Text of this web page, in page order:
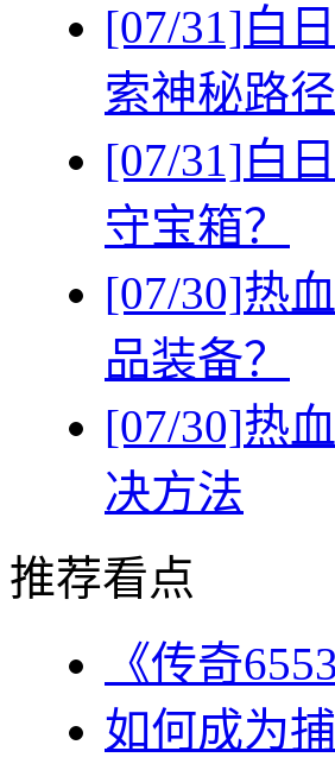
[07/31]白
索神秘路径
[07/31]白
守宝箱？
[07/30]热
品装备？
[07/30]热
决方法
推荐看点
《传奇
如何成为